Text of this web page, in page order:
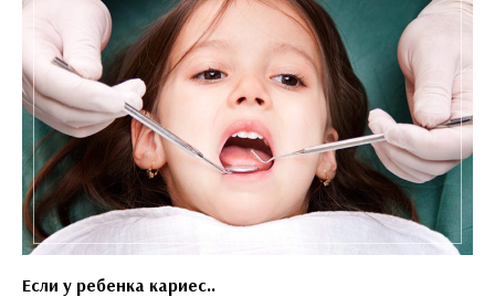
Если у ребенка кариес..